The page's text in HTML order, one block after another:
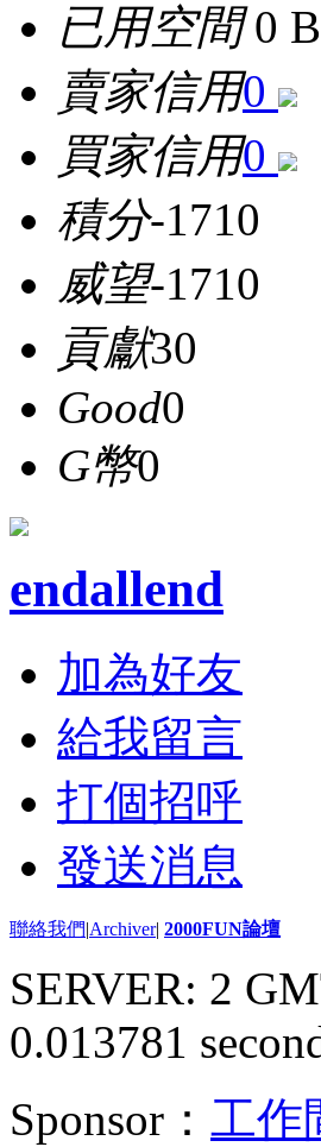
已用空間0 B
賣家信用0
買家信用0
積分-1710
威望-1710
貢獻30
Good0
G幣0
endallend
加為好友
給我留言
打個招呼
發送消息
聯絡我們|Archiver| 2000FUN論壇
SERVER: 2
0.013781
Sponsor： 工作